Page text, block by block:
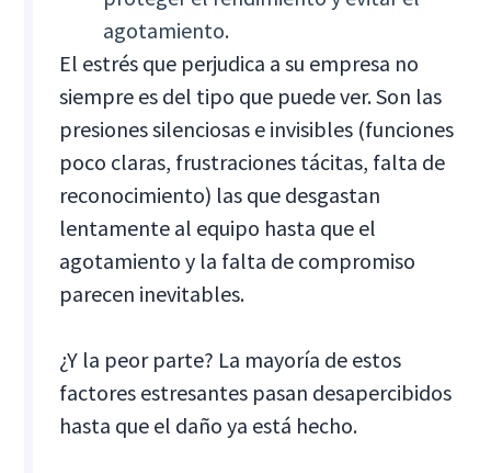
agotamiento.
El estrés que perjudica a su empresa no
siempre es del tipo que puede ver. Son las
presiones silenciosas e invisibles (funciones
poco claras, frustraciones tácitas, falta de
reconocimiento) las que desgastan
lentamente al equipo hasta que el
agotamiento y la falta de compromiso
parecen inevitables.
¿Y la peor parte? La mayoría de estos
factores estresantes pasan desapercibidos
hasta que el daño ya está hecho.